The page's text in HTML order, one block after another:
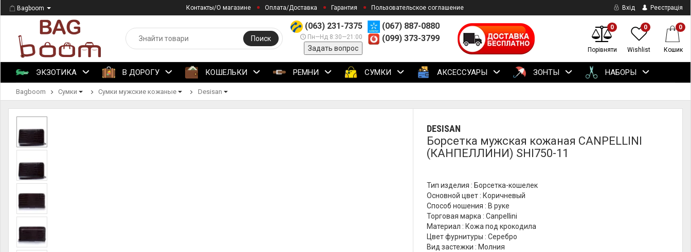
Bagboom Контакты/О магазине Оплата/Доставка Гарантия Пользовательское соглашение Вхід Реєстрація
(063) 231-7375
Пн—Нд 8:30—21:00
Задать вопрос
(067) 887-0880
(099) 373-3799
Поиск
0
Порівняти
0
Wishlist
0
Кошик
ЭКЗОТИКА В ДОРОГУ КОШЕЛЬКИ РЕМНИ СУМКИ АКСЕССУАРЫ ЗОНТЫ НАБОРЫ
Bagboom Сумки Сумки мужские кожаные Desisan
DESISAN
Борсетка мужская кожаная CANPELLINI
(КАНПЕЛЛИНИ) SHI750-11
Тип изделия : Борсетка-кошелек
Основной цвет : Коричневый
Способ ношения : В руке
Торговая марка : Canpellini
Материал : Кожа под крокодила
Цвет фурнитуры : Серебро
Вид застежки : Молния